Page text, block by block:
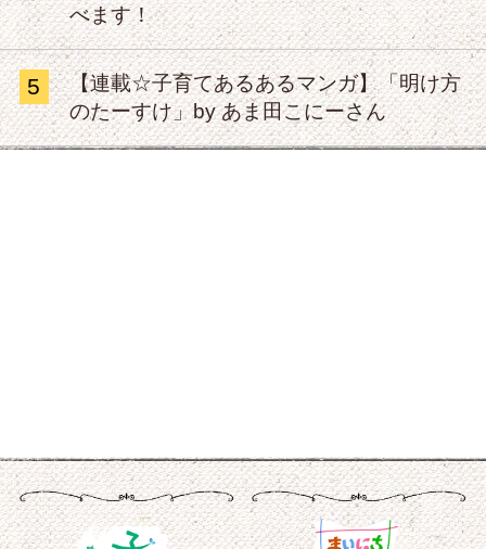
べます！
5
【連載☆子育てあるあるマンガ】「明け方
のたーすけ」by あま田こにーさん